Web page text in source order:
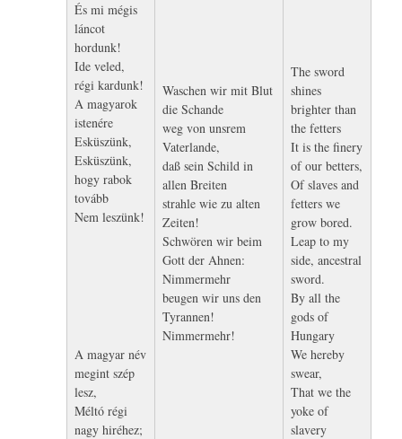
És mi mégis
láncot
hordunk!
Ide veled,
régi kardunk!
A magyarok
istenére
Esküszünk,
Esküszünk,
hogy rabok
tovább
Nem leszünk!
A magyar név
megint szép
lesz,
Méltó régi
nagy hiréhez;
Waschen wir mit Blut
die Schande
weg von unsrem
Vaterlande,
daß sein Schild in
allen Breiten
strahle wie zu alten
Zeiten!
Schwören wir beim
Gott der Ahnen:
Nimmermehr
beugen wir uns den
Tyrannen!
Nimmermehr!
The sword
shines
brighter than
the fetters
It is the finery
of our betters,
Of slaves and
fetters we
grow bored.
Leap to my
side, ancestral
sword.
By all the
gods of
Hungary
We hereby
swear,
That we the
yoke of
slavery